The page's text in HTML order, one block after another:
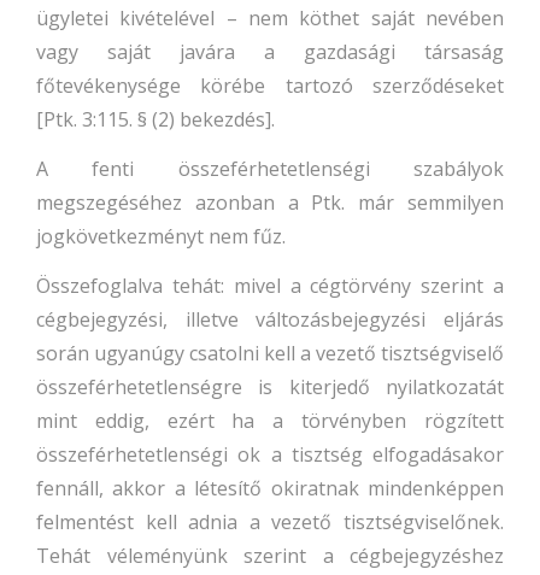
ügyletei kivételével – nem köthet saját nevében
vagy saját javára a gazdasági társaság
főtevékenysége körébe tartozó szerződéseket
[Ptk. 3:115. § (2) bekezdés].
A fenti összeférhetetlenségi szabályok
megszegéséhez azonban a Ptk. már semmilyen
jogkövetkezményt nem fűz.
Összefoglalva tehát: mivel a cégtörvény szerint a
cégbejegyzési, illetve változásbejegyzési eljárás
során ugyanúgy csatolni kell a vezető tisztségviselő
összeférhetetlenségre is kiterjedő nyilatkozatát
mint eddig, ezért ha a törvényben rögzített
összeférhetetlenségi ok a tisztség elfogadásakor
fennáll, akkor a létesítő okiratnak mindenképpen
felmentést kell adnia a vezető tisztségviselőnek.
Tehát véleményünk szerint a cégbejegyzéshez